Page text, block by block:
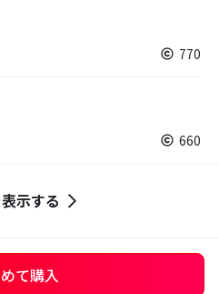
770
660
示する
て購入